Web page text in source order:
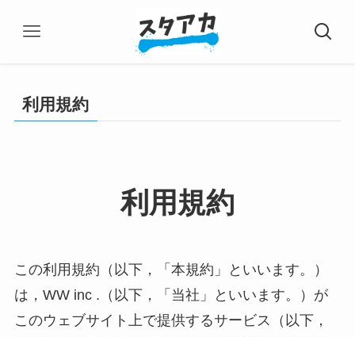
利用規約
利用規約
この利用規約（以下，「本規約」といいます。）
は，WW inc .（以下，「当社」といいます。）が
このウェブサイト上で提供するサービス（以下，